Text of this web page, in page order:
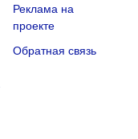
Реклама на
проекте
Обратная связь